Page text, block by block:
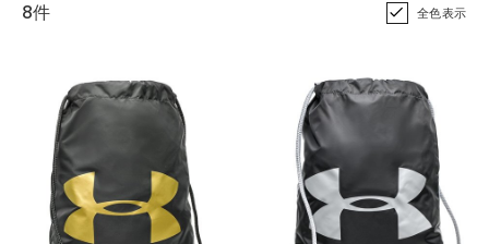
8件 全色表示